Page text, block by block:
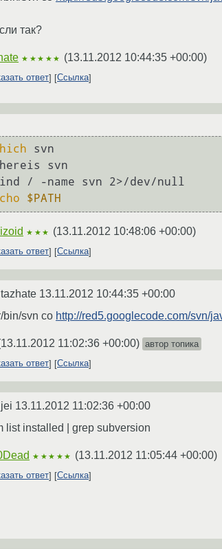
так?
★★★★★ (13.11.2012 10:44:35 +00:00)
ответ Ссылка
svn
svn
$PATH
★★★ (13.11.2012 10:48:06 +00:00)
ответ Ссылка
13.11.2012 10:44:35 +00:00
bin/svn co http://red5.googlecode.com/svn/
13.11.2012 11:02:36 +00:00) автор топика
ответ
Ссылка
13.11.2012 11:02:36 +00:00
list installed | grep subversion
★★★★★ (13.11.2012 11:05:44 +00:00)
ответ Ссылка